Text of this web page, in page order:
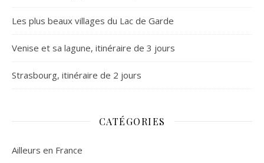
Les plus beaux villages du Lac de Garde
Venise et sa lagune, itinéraire de 3 jours
Strasbourg, itinéraire de 2 jours
CATÉGORIES
Ailleurs en France